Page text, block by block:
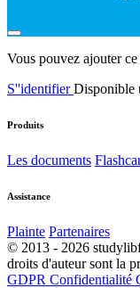
Vous pouvez ajouter
S''identifierDisponible
Produits
Les documents
Assistance
Plainte Partenaires
© 2013 - 2026
droits d'auteur sont la
GDPR Confidentialité